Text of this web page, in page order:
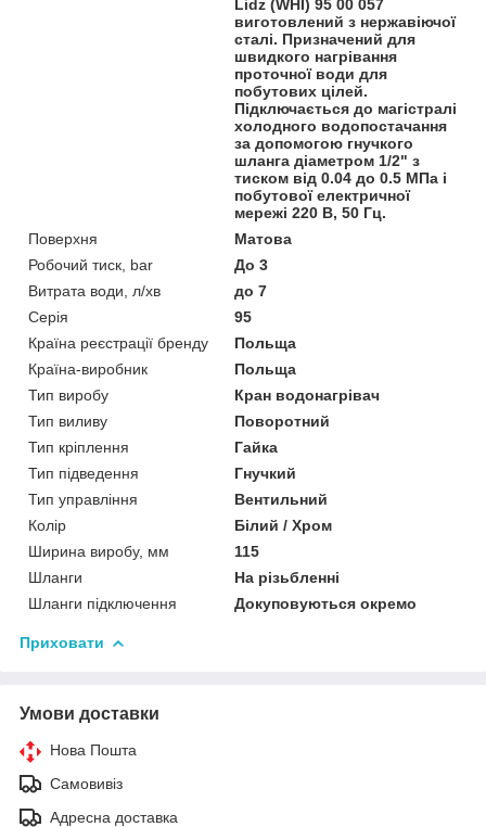
Lidz (WHI) 95 00 057
виготовлений з нержавіючої
сталі. Призначений для
швидкого нагрівання
проточної води для
побутових цілей.
Підключається до магістралі
холодного водопостачання
за допомогою гнучкого
шланга діаметром 1/2" з
тиском від 0.04 до 0.5 МПа і
побутової електричної
мережі 220 В, 50 Гц.
Поверхня
Матова
Робочий тиск, bar
До 3
Витрата води, л/хв
до 7
Серія
95
Країна реєстрації бренду
Польща
Країна-виробник
Польща
Тип виробу
Кран водонагрівач
Тип виливу
Поворотний
Тип кріплення
Гайка
Тип підведення
Гнучкий
Тип управління
Вентильний
Колір
Білий / Хром
Ширина виробу, мм
115
Шланги
На різьбленні
Шланги підключення
Докуповуються окремо
Приховати
Умови доставки
Нова Пошта
Самовивіз
Адресна доставка